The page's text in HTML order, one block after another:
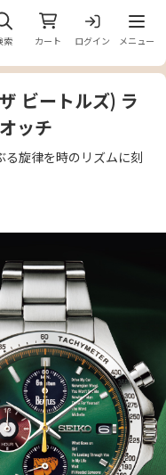
索 カート ログイン
メニ
メニュー
ビートルズ) ラ
ッチ
る旋律を時のリズムに刻